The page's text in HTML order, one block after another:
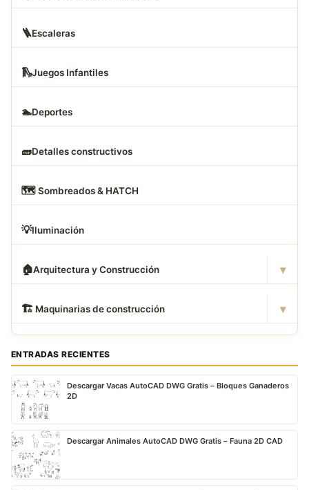
🪜Escaleras
🛝Juegos Infantiles
🏊Deportes
🧱Detalles constructivos
🗺️ Sombreados & HATCH
💡Iluminación
🏠Arquitectura y Construcción ▾
🏗 ️ Maquinarias de construcción ▾
ENTRADAS RECIENTES
Descargar Vacas AutoCAD DWG Gratis – Bloques Ganaderos
2D
Descargar Animales AutoCAD DWG Gratis – Fauna 2D CAD